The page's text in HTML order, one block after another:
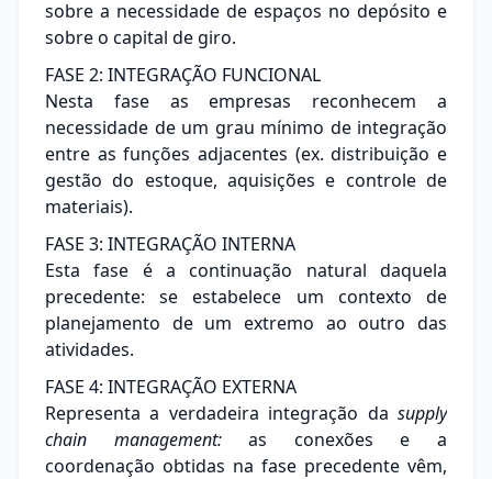
sobre a necessidade de espaços no depósito e
sobre o capital de giro.
FASE 2: INTEGRAÇÃO FUNCIONAL
Nesta fase as empresas reconhecem a
necessidade de um grau mínimo de integração
entre as funções adjacentes (ex. distribuição e
gestão do estoque, aquisições e controle de
materiais).
FASE 3: INTEGRAÇÃO INTERNA
Esta fase é a continuação natural daquela
precedente: se estabelece um contexto de
planejamento de um extremo ao outro das
atividades.
FASE 4: INTEGRAÇÃO EXTERNA
Representa a verdadeira integração da supply
chain management:as conexões e a
coordenação obtidas na fase precedente vêm,